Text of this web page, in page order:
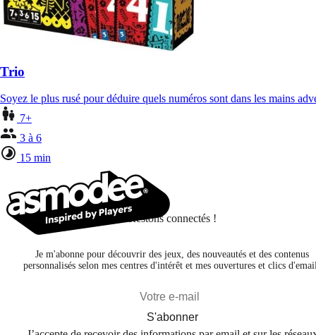
Trio
Soyez le plus rusé pour déduire quels numéros sont dans les mains
7+
3 à 6
15 min
Restons connectés !
Je m'abonne pour découvrir des jeux, des nouveautés et des contenus
personnalisés selon mes centres d'intérêt et mes ouvertures et clics
S'abonner